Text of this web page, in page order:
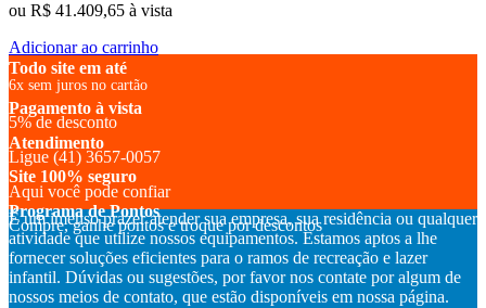
ou R$ 41.409,65 à vista
Adicionar ao carrinho
Todo site em até
6x sem juros no cartão
Pagamento à vista
5% de desconto
Atendimento
Ligue (41) 3657-0057
Site 100% seguro
Aqui você pode confiar
Programa de Pontos
Compre, ganhe pontos e troque por descontos
É um imenso prazer atender sua empresa, sua residência ou qualquer
atividade que utilize nossos equipamentos. Estamos aptos a lhe
fornecer soluções eficientes para o ramos de recreação e lazer
infantil. Dúvidas ou sugestões, por favor nos contate por algum de
nossos meios de contato, que estão disponíveis em nossa página.